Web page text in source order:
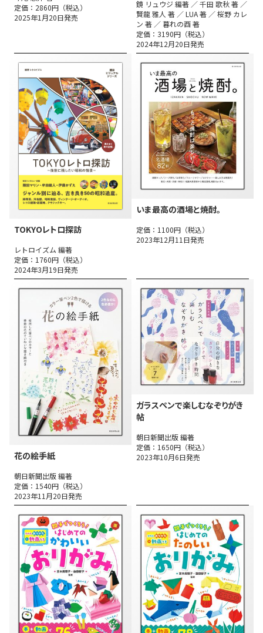
定価：2860円（税込）
2025年1月20日発売
鏡 リュウジ 編著 ／ 千田 歌秋 著 ／
賢龍 雅人 著 ／ LUA 著 ／ 桜野 カレ
ン 著 ／ 暮れの酉 著
定価：3190円（税込）
2024年12月20日発売
TOKYOレトロ探訪
レトロイズム 編著
定価：1760円（税込）
2024年3月19日発売
いま最高の酒場と焼酎。
定価：1100円（税込）
2023年12月11日発売
花の絵手紙
朝日新聞出版 編著
定価：1540円（税込）
2023年11月20日発売
ガラスペンで楽しむなぞりがき
帖
朝日新聞出版 編著
定価：1650円（税込）
2023年10月6日発売